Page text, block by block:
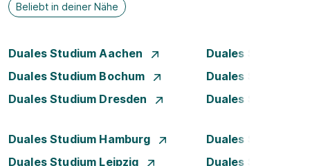
Beliebt in deiner Nähe
Duales Studium Aachen
Duales Studium
Duales Studium Bochum
Duales Studium
Duales Studium Dresden
Duales Studium
Duales Studium Hamburg
Duales Studium
Duales Studium Leipzig
Duales Studium